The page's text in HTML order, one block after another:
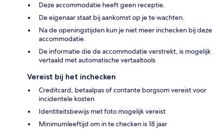
Deze accommodatie heeft geen receptie.
De eigenaar staat bij aankomst op je te wachten.
Na de openingstijden kun je niet meer inchecken bij deze
accommodatie.
De informatie die de accommodatie verstrekt, is mogelijk
vertaald met automatische vertaaltools
Vereist bij het inchecken
Creditcard, betaalpas of contante borgsom vereist voor
incidentele kosten
Identiteitsbewijs met foto mogelijk vereist
Minimumleeftijd om in te checken is 18 jaar